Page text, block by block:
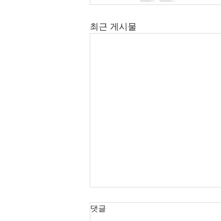
최근 게시물
2026년 7월 12-26일 주보입니
댓글